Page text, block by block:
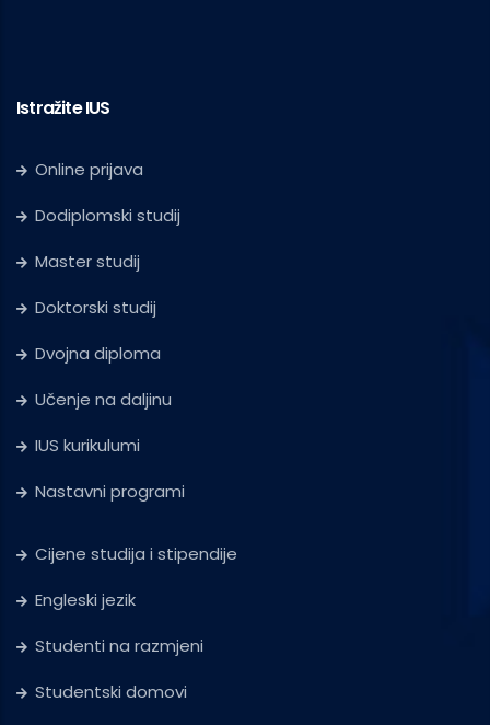
Istražite IUS
Online prijava
Dodiplomski studij
Master studij
Doktorski studij
Dvojna diploma
Učenje na daljinu
IUS kurikulumi
Nastavni programi
Cijene studija i stipendije
Engleski jezik
Studenti na razmjeni
Studentski domovi